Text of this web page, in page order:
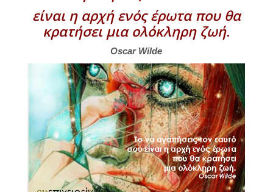
είναι η αρχή ενός έρωτα που θα
κρατήσει μια ολόκληρη ζωή.
Oscar Wilde